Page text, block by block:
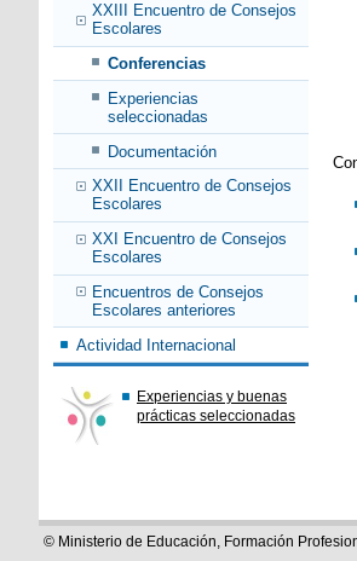
XXIII Encuentro de Consejos
Escolares
Conferencias
Experiencias
seleccionadas
Documentación
XXII Encuentro de Consejos
Escolares
XXI Encuentro de Consejos
Escolares
Encuentros de Consejos
Escolares anteriores
Actividad Internacional
Experiencias y buenas
prácticas seleccionadas
© Ministerio de Educación, Formación